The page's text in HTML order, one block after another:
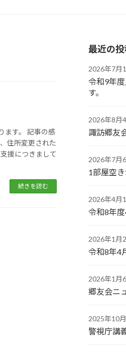
ます。 記事の感
住所変更された
援につきまして
続きを読む
最近の
2026年7月
令和9年
す。
2026年8月
諏訪郷友
2026年7月
1部屋空
2026年4月
令和8年
2026年1月
令和8年4
2026年1月
郷友会ニ
2025年10
警視庁講